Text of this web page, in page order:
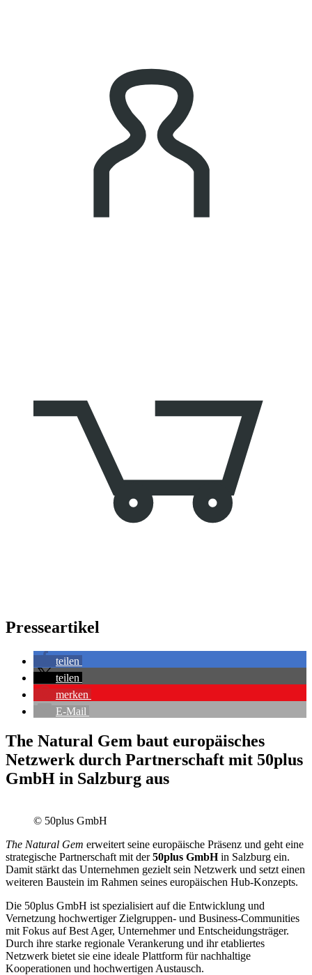
Presseartikel
teilen
teilen
merken
E-Mail
The Natural Gem baut europäisches
Netzwerk durch Partnerschaft mit 50plus
GmbH in Salzburg aus
© 50plus GmbH
The Natural Gem erweitert seine europäische Präsenz und geht eine
strategische Partnerschaft mit der50plus GmbHin Salzburg ein.
Damit stärkt das Unternehmen gezielt sein Netzwerk und setzt einen
weiteren Baustein im Rahmen seines europäischen Hub-Konzepts.
Die 50plus GmbH ist spezialisiert auf die Entwicklung und
Vernetzung hochwertiger Zielgruppen- und Business-Communities
mit Fokus auf Best Ager, Unternehmer und Entscheidungsträger.
Durch ihre starke regionale Verankerung und ihr etabliertes
Netzwerk bietet sie eine ideale Plattform für nachhaltige
Kooperationen und hochwertigen Austausch.